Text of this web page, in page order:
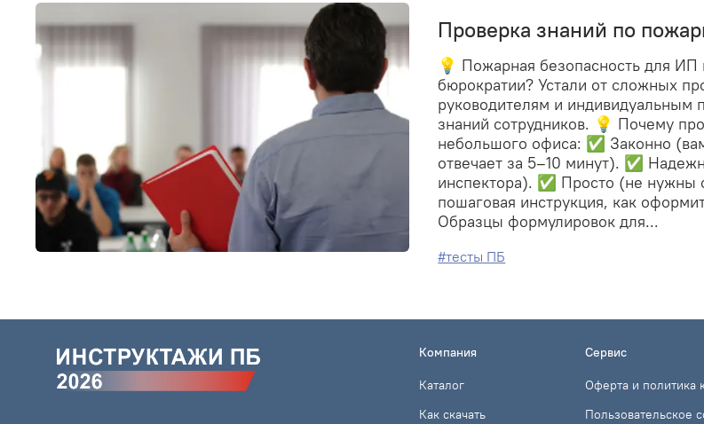
Проверка знаний по
💡 Пожарная безопасность для ИП
бюрократии? Устали от сложных
руководителям и индивидуальным
знаний сотрудников. 💡 Почему
небольшого офиса: ✅ Законно
отвечает за 5–10 минут). ✅
инспектора). ✅ Просто (не нужны
пошаговая инструкция, как
Образцы формулировок для...
#тесты ПБ
Компания
Каталог
Как скачать
Сервис
Оферта и политика
Пользовательское